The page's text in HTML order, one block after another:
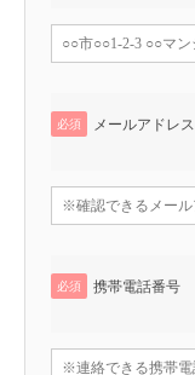
必須 メールアドレス
必須 携帯電話番号